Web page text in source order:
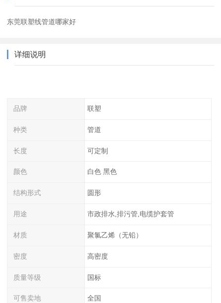
东莞联塑线管道哪家好
详细说明
品牌 联塑
种类 管道
长度 可定制
颜色 白色 黑色
结构形式 圆形
用途 市政排水,排污管,电缆护套管
材质 聚氯乙烯（无铅）
密度 高密度
质量等级 国标
可售卖地 全国